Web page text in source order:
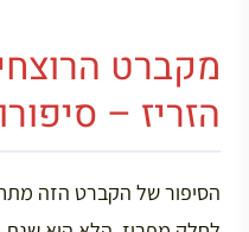
מקברט
הזריז –
הסיפור של הקברט הזה